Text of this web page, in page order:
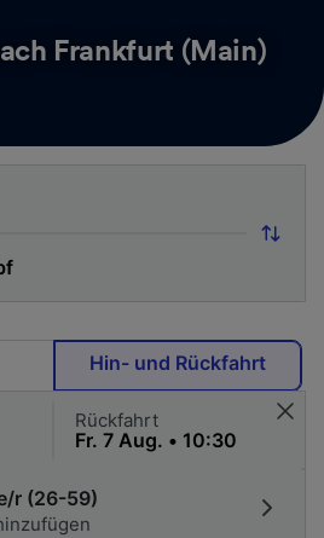
Frankfurt (Main)
Hin- und Rückfahrt
Rückfahrt
r (26-59)